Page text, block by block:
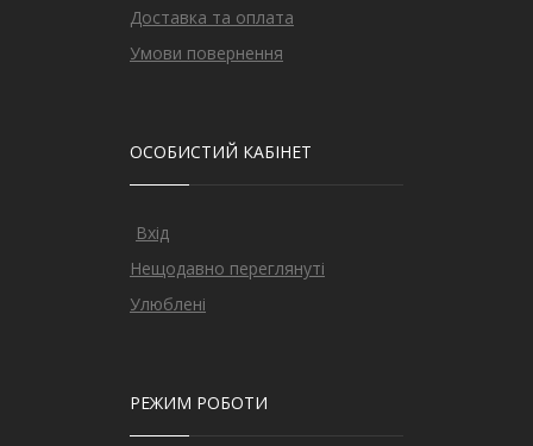
Доставка та оплата
Умови повернення
ОСОБИСТИЙ КАБІНЕТ
Вхід
Нещодавно переглянуті
Улюблені
РЕЖИМ РОБОТИ